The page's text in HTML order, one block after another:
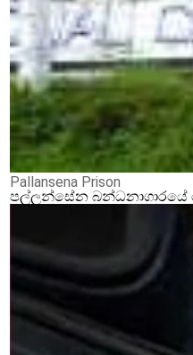
Pallansena Prison
පල්ලන්සේන